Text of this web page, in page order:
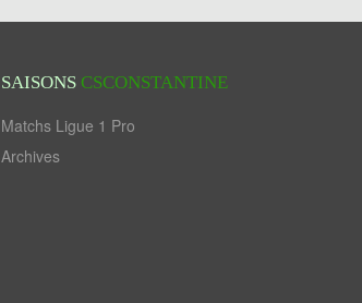
SAISONS CSCONSTANTINE
Matchs Ligue 1 Pro
Archives